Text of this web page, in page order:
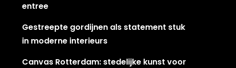
entree
Gestreepte gordijnen als statement stuk
in moderne interieurs
Canvas Rotterdam: stedelijke kunst voor